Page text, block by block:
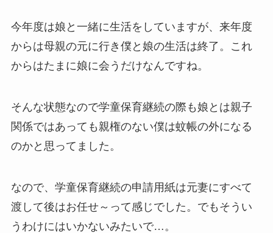
今年度は娘と一緒に生活をしていますが、来年度
からは母親の元に行き僕と娘の生活は終了。これ
からはたまに娘に会うだけなんですね。
そんな状態なので学童保育継続の際も娘とは親子
関係ではあっても親権のない僕は蚊帳の外になる
のかと思ってました。
なので、学童保育継続の申請用紙は元妻にすべて
渡して後はお任せ～って感じでした。でもそうい
うわけにはいかないみたいで…。